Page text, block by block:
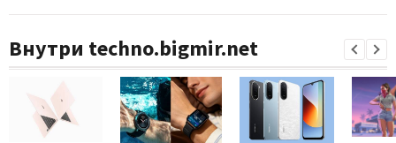
Внутри techno.bigmir.net